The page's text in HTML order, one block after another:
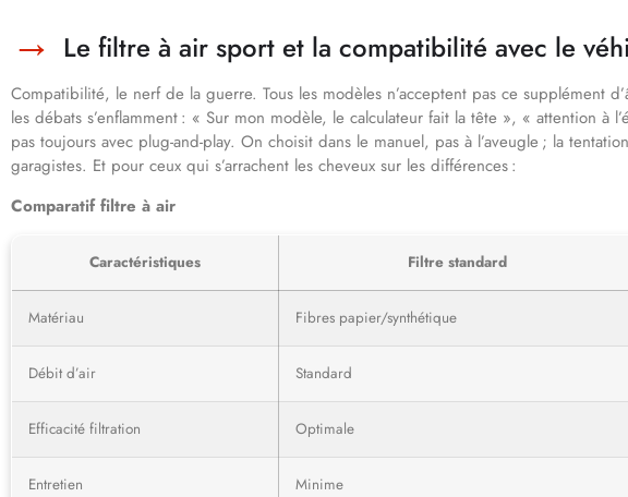
Le filtre à air sport et la compatibilité avec le
Compatibilité, le nerf de la guerre. Tous les modèles n’acceptent pas ce supplément
les débats s’enflamment : « Sur mon modèle, le calculateur fait la tête », « attention à
pas toujours avec plug-and-play. On choisit dans le manuel, pas à l’aveugle ; la
garagistes. Et pour ceux qui s’arrachent les cheveux sur les différences :
Comparatif filtre à air
Caractéristiques Filtre standard
Matériau Fibres papier/synthétique
Débit d’air Standard
Efficacité filtration Optimale
Entretien Minime